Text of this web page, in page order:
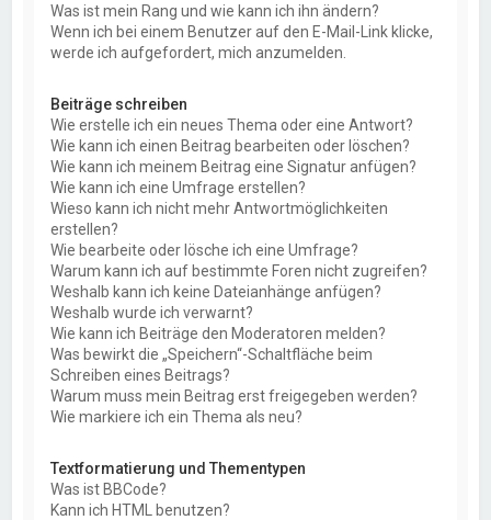
Was ist mein Rang und wie kann ich ihn ändern?
Wenn ich bei einem Benutzer auf den E-Mail-Link klicke,
werde ich aufgefordert, mich anzumelden.
Beiträge schreiben
Wie erstelle ich ein neues Thema oder eine Antwort?
Wie kann ich einen Beitrag bearbeiten oder löschen?
Wie kann ich meinem Beitrag eine Signatur anfügen?
Wie kann ich eine Umfrage erstellen?
Wieso kann ich nicht mehr Antwortmöglichkeiten
erstellen?
Wie bearbeite oder lösche ich eine Umfrage?
Warum kann ich auf bestimmte Foren nicht zugreifen?
Weshalb kann ich keine Dateianhänge anfügen?
Weshalb wurde ich verwarnt?
Wie kann ich Beiträge den Moderatoren melden?
Was bewirkt die „Speichern“-Schaltfläche beim
Schreiben eines Beitrags?
Warum muss mein Beitrag erst freigegeben werden?
Wie markiere ich ein Thema als neu?
Textformatierung und Thementypen
Was ist BBCode?
Kann ich HTML benutzen?